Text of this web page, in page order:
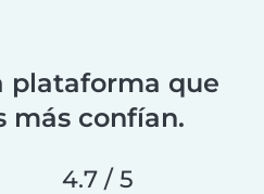
plataforma que
más confían.
4.7 / 5